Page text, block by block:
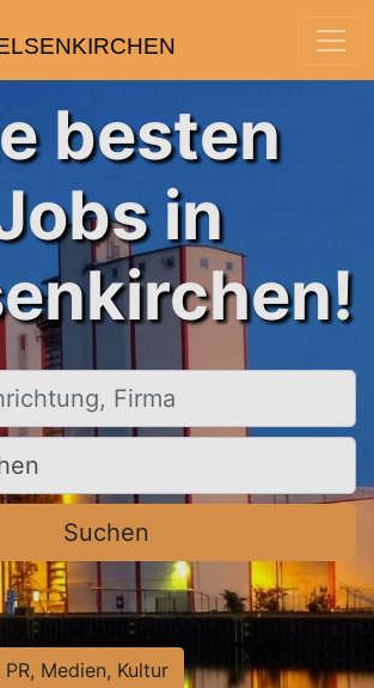
besten
in
Firma
Suchen
Medien, Kultur